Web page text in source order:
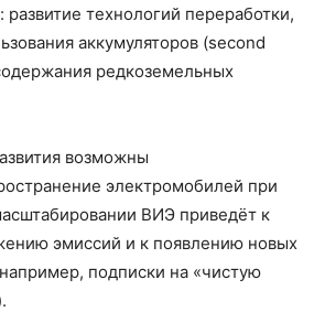
технологий переработки,
аккумуляторов (second
редкоземельных
возможны
электромобилей при
ВИЭ приведёт к
эмиссий и к появлению новых
подписки на «чистую